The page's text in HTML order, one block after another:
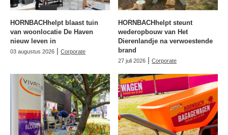
HORNBACHhelpt blaast tuin
van woonlocatie De Haven
nieuw leven in
03 augustus 2026 | Corporate
HORNBACHhelpt steunt
wederopbouw van Het
Dierenlandje na verwoestende
brand
27 juli 2026 | Corporate